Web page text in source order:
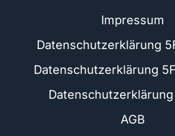
Impressum
Datenschutzerklärung
Datenschutzerklärung
AGB